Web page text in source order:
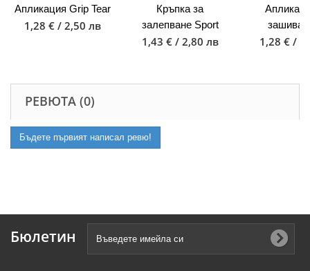
Апликация Grip Tear
1,28 € / 2,50 лв
Кръпка за
залепване Sport
1,43 € / 2,80 лв 1,28 € /
РЕВЮТА (0)
Бъдете първият написал ревю!
Бюлетин